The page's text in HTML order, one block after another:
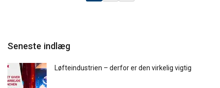
Seneste indlæg
Løfteindustrien – derfor er den virkelig vigtig